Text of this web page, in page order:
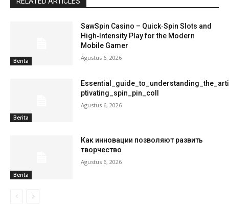
Berita
SawSpin Casino – Quick‑Spin Slots and
High‑Intensity Play for the Modern
Mobile Gamer
Agustus 6, 2026
Berita
ptivating_spin_pin_coll
Agustus 6, 2026
Berita
Как инновации позволяют развить
творчество
Agustus 6, 2026